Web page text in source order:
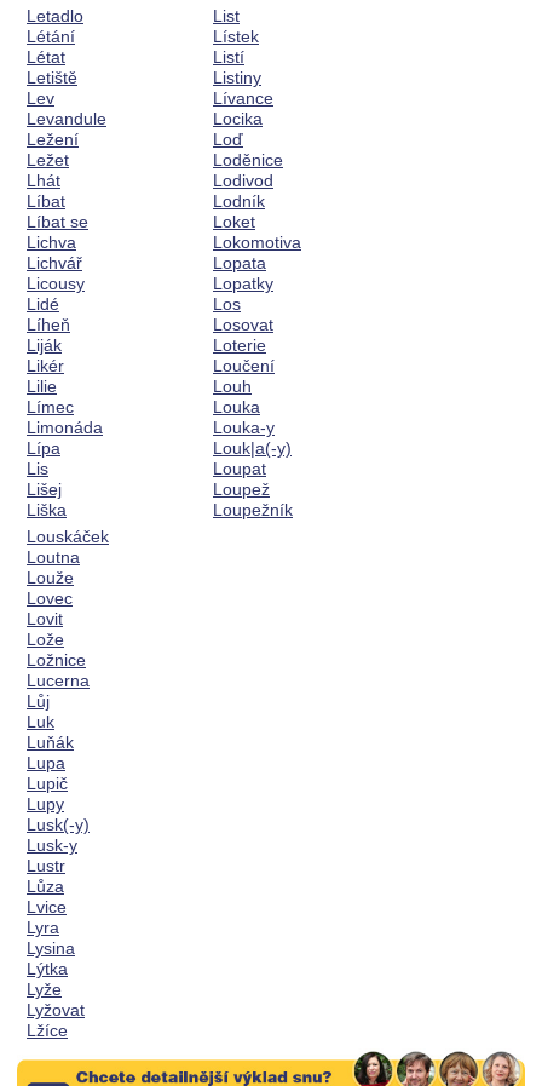
Letadlo
Létání
Létat
Letiště
Lev
Levandule
Ležení
Ležet
Lhát
Líbat
Líbat se
Lichva
Lichvář
Licousy
Lidé
Líheň
Liják
Likér
Lilie
Límec
Limonáda
Lípa
Lis
Lišej
Liška
List
Lístek
Listí
Listiny
Lívance
Locika
Loď
Loděnice
Lodivod
Lodník
Loket
Lokomotiva
Lopata
Lopatky
Los
Losovat
Loterie
Loučení
Louh
Louka
Louka-y
Louk|a(-y)
Loupat
Loupež
Loupežník
Louskáček
Loutna
Louže
Lovec
Lovit
Lože
Ložnice
Lucerna
Lůj
Luk
Luňák
Lupa
Lupič
Lupy
Lusk(-y)
Lusk-y
Lustr
Lůza
Lvice
Lyra
Lysina
Lýtka
Lyže
Lyžovat
Lžíce